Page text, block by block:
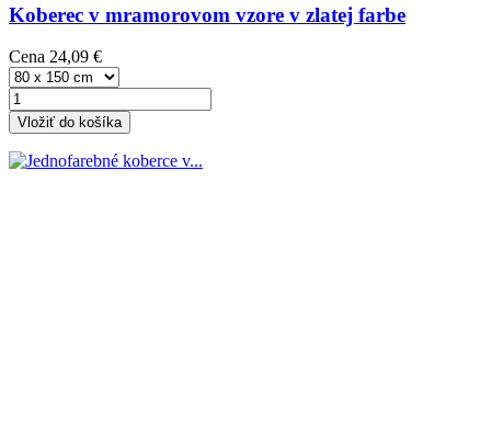
Koberec v mramorovom vzore v zlatej farbe
Cena 24,09 €
Vložiť do košíka